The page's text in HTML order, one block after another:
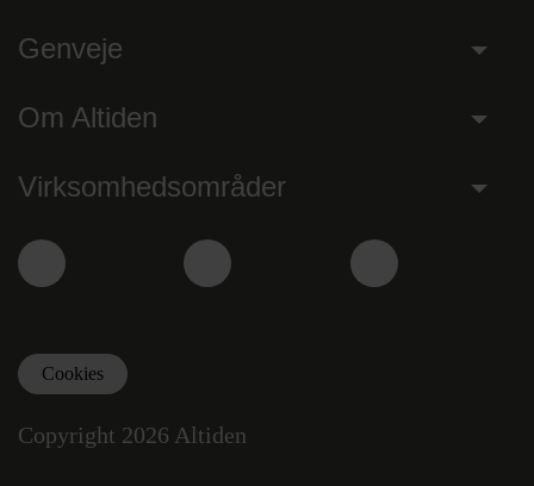
Genveje
Om Altiden
Virksomhedsområder
Facebook Instagram LinkedIn
Cookies
Copyright 2026 Altiden